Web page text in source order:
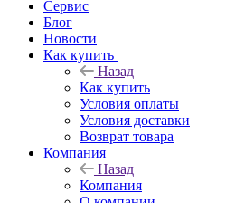
Сервис
Блог
Новости
Как купить
Назад
Как купить
Условия оплаты
Условия доставки
Возврат товара
Компания
Назад
Компания